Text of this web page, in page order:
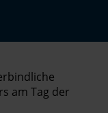
am Tag der